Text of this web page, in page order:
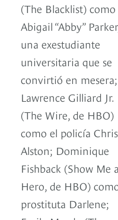
(The Blacklist) como
Abigail “Abby”
una exestudiante
universitaria que se
convirtió en mesera;
Lawrence Gilliard Jr.
(The Wire, de HBO)
como el policía Chris
Alston; Dominique
Fishback (Show Me a
Hero, de HBO)
prostituta Darlene;